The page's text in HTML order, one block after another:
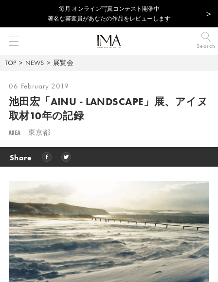
毎⽉ オンライン写真コンテスト開催中
著名な審査員があなたの作品をレビューします
Search
TOP NEWS 展覧会
06 February 2019
池田宏「AINU - LANDSCAPE」展、 アイヌ
取材10年の記録
AREA 東京都
Share